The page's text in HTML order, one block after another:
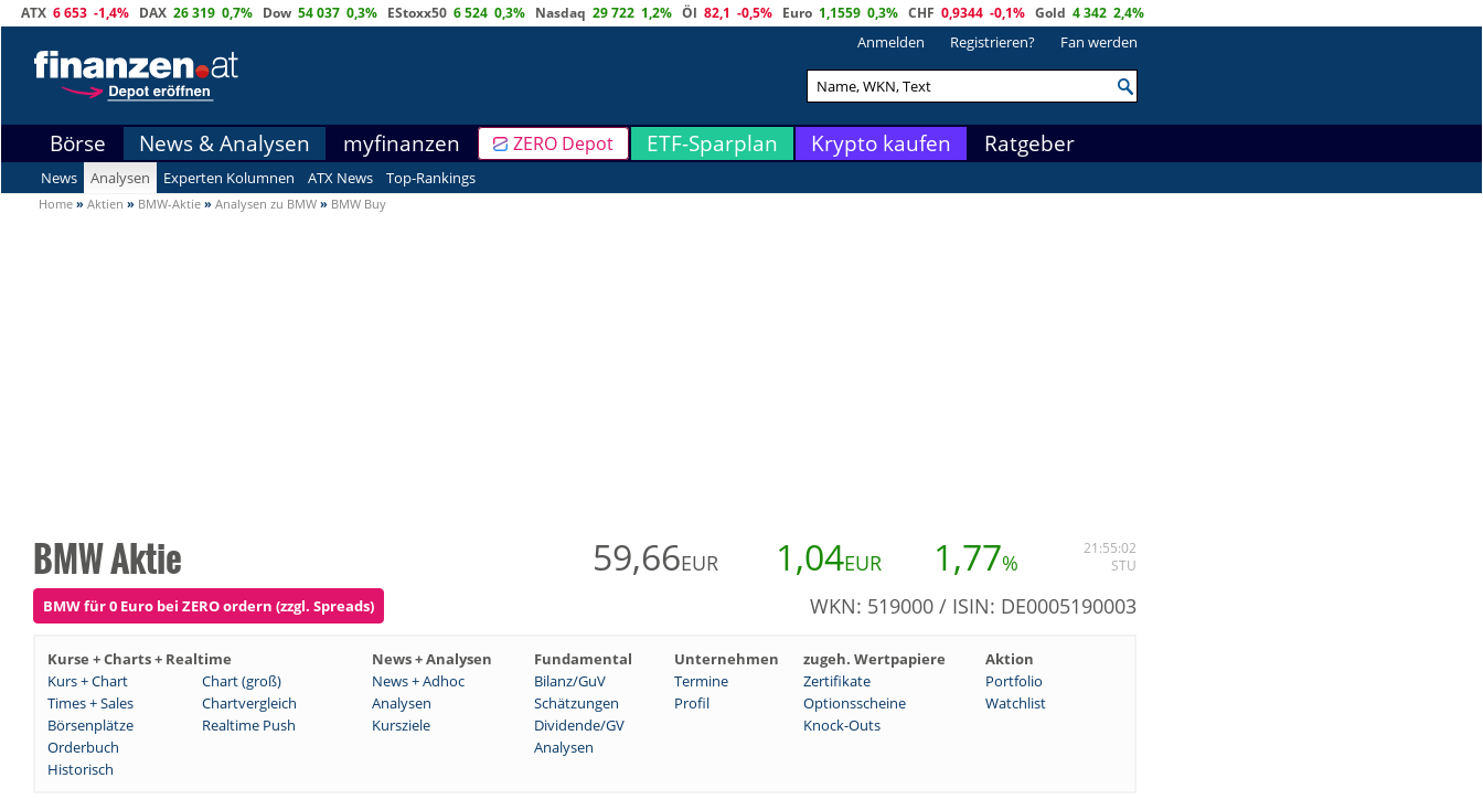
ATX 6 653 -1,4% DAX 26 319 0,7% Dow 54 037 0,3% EStoxx50 6 524 0,3% Nasdaq 29 722 1,2% Öl 82,1 -0,5% Euro 1,1559 0,3% CHF 0,9344 -0,1% Gold 4 342 2,4%
Anmelden Registrieren? Fan werden
Börse News & Analysen myfinanzen ZERO Depot ETF-Sparplan Krypto kaufen Ratgeber
News Analysen Experten Kolumnen ATX News Top-Rankings
Home » Aktien » BMW-Aktie » Analysen zu BMW » BMW Buy
BMW Aktie 59,66EUR 1,04EUR 1,77%
21:55:02
STU
BMW für 0 Euro bei ZERO ordern (zzgl. Spreads) WKN: 519000 / ISIN: DE0005190003
Kurse + Charts + Realtime News + Analysen Fundamental Unternehmen zugeh. Wertpapiere
Aktion
Kurs + Chart
Chart (groß) News + Adhoc Bilanz/GuV Termine Zertifikate
Portfolio
Times + Sales
Chartvergleich Analysen Schätzungen Profil Optionsscheine
Watchlist
Börsenplätze
Realtime Push Kursziele Dividende/GV
Knock-Outs
Orderbuch
Analysen
Historisch